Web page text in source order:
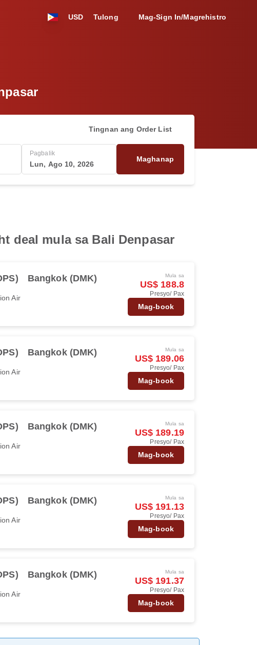
USD Tulong Mag-Sign In/Magrehistro
Tingnan ang Order List
Pagbalik
Lun, Ago 10, 2026
Maghanap
deal mula sa Bali Denpasar
Bangkok (DMK)
Air
Mula sa
US$ 188.8
Presyo/ Pax
Mag-book
Bangkok (DMK)
Air
Mula sa
US$ 189.06
Presyo/ Pax
Mag-book
Bangkok (DMK)
Air
Mula sa
US$ 189.19
Presyo/ Pax
Mag-book
Bangkok (DMK)
Air
Mula sa
US$ 191.13
Presyo/ Pax
Mag-book
Bangkok (DMK)
Air
Mula sa
US$ 191.37
Presyo/ Pax
Mag-book